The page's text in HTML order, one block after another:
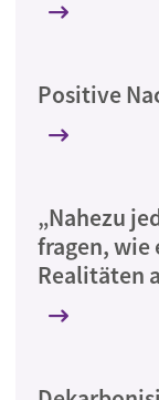
Positive
„Nahezu
fragen, wie
Realitäten